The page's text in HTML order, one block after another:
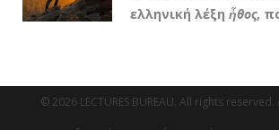
ελληνική λέξη ἦθος,
© 2026 LECTURES BUREAU. All rights